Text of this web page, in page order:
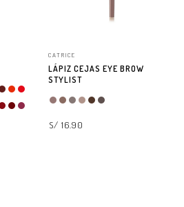
CATRICE
LÁPIZ CEJAS EYE BROW
STYLIST
S/ 16.90